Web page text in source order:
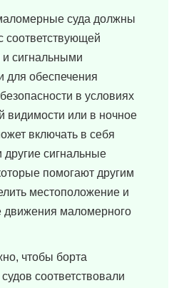
суда должны
соответствующей
и сигнальными
для обеспечения
в условиях
видимости или в ночное
включать в себя
другие сигнальные
помогают другим
местоположение и
движения маломерного
чтобы борта
соответствовали